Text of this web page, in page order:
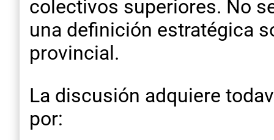
colectivos superiores. No
una definición estratégica
provincial.
La discusión adquiere
por: